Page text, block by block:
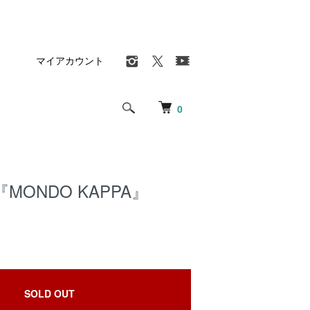
0
マイアカウント
KAPPA』
SOLD OUT